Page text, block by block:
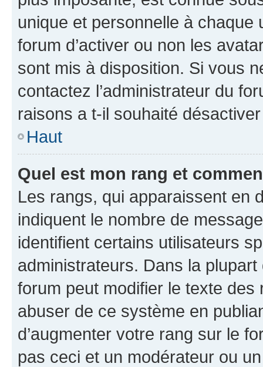
unique et personnelle à chaque
forum d’activer ou non les
sont mis à disposition. Si vous
contactez l’administrateur du
raisons a t-il souhaité
Haut
Quel est mon rang et
Les rangs, qui apparaissent en
indiquent le nombre de
identifient certains utilisateurs
administrateurs. Dans la
forum peut modifier le texte
abuser de ce système en
d’augmenter votre rang sur le
pas ceci et un modérateur ou